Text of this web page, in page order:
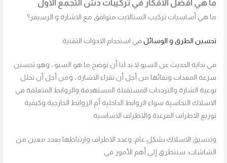
ما هي افضل الافكار في تركيبات دش التجمع الاول
ما هي أساسيات تركيب الستالايت متوافق مع الاشارة و الرسيفر؟
تحسين الطرق و الوسائل في استخدام الادوات التقنية
في بداية الحديث عن السيو لا بد لنا أن نوضح ما هو السيو ، وهو تحسين
سرعة المعدات ونقائها من أجل أن تقراء الاشارة ، ومن أجل أن تحلل
نوعية الشارة والترددات المستقبلة المستهدفة والروابط المتعلقة في
الاسلاك النحاسية سواء الروابط الداخلية أم الروابط الخارجية.وكيفية
توزيع الاطراف الفرعية والاطراف الاساسية.
وتنسيق الاسلاك بشكل عام، وعدد الاطراف وارتباطها بعدد معين من
الشاشات، سنتطرق إلى أهم الأمور في